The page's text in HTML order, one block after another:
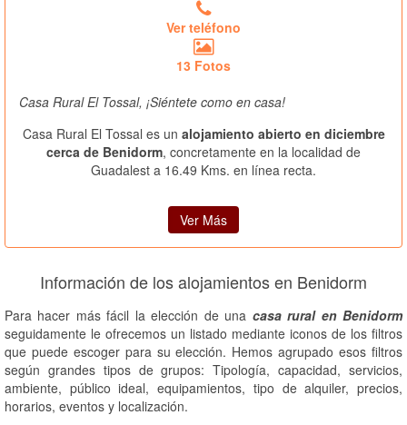
Ver teléfono
13 Fotos
Casa Rural El Tossal, ¡Siéntete como en casa!
Casa Rural El Tossal es un alojamiento abierto en diciembre
cerca de Benidorm, concretamente en la localidad de
Guadalest a 16.49 Kms. en línea recta.
Ver Más
Información de los alojamientos en Benidorm
Para hacer más fácil la elección de una casa rural en Benidorm
seguidamente le ofrecemos un listado mediante iconos de los filtros
que puede escoger para su elección. Hemos agrupado esos filtros
según grandes tipos de grupos: Tipología, capacidad, servicios,
ambiente, público ideal, equipamientos, tipo de alquiler, precios,
horarios, eventos y localización.